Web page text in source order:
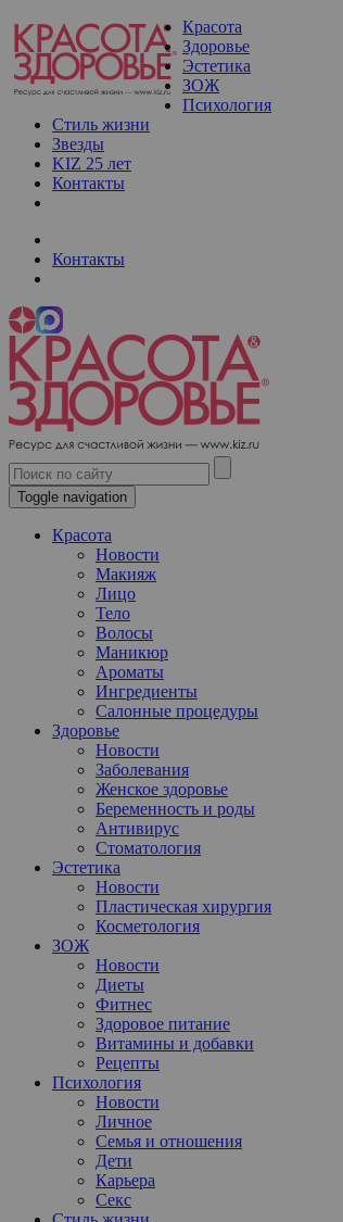
Красота
Здоровье
Эстетика
ЗОЖ
Психология
Стиль жизни
Звезды
KIZ 25 лет
Контакты
Контакты
Toggle navigation
Красота
Новости
Макияж
Лицо
Тело
Волосы
Маникюр
Ароматы
Ингредиенты
Салонные процедуры
Здоровье
Новости
Заболевания
Женское здоровье
Беременность и роды
Антивирус
Стоматология
Эстетика
Новости
Пластическая хирургия
Косметология
ЗОЖ
Новости
Диеты
Фитнес
Здоровое питание
Витамины и добавки
Рецепты
Психология
Новости
Личное
Семья и отношения
Дети
Карьера
Секс